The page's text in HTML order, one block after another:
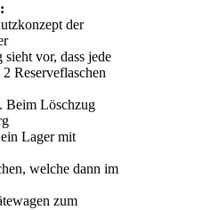
der
sieht vor, dass jede
Reserveflaschen
Beim Löschzug
Lager mit
welche dann im
zum